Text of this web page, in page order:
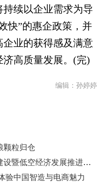
续以企业需求为导
快”的惠企政策，并
业的获得感及满意
高质量发展。(完)
编辑：孙婷婷
颗粒归仓
上合新区人工智能应用示范城市建设暨低空经济发展推进大会举行
验中国智造与电商魅力